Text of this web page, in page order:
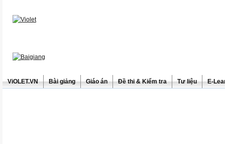
ViOLET.VN Bài giảng Giáo án Đề thi & Kiểm tra Tư liệu E-